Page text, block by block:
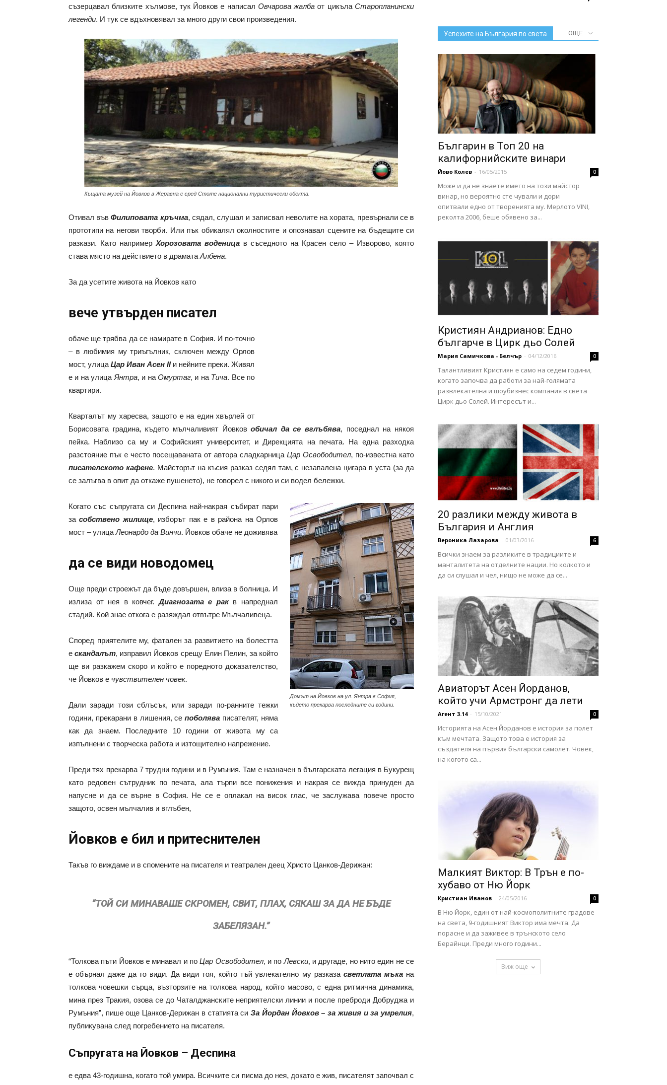
съзерцавал близките хълмове, тук Йовков е написал Овчарова жалбаот цикълаСтаропланински
легенди. И тук се вдъхновявал за много други свои произведения.
Къщата музей на Йовков в Жеравна е сред Стоте национални туристически обекта.
Отивал въвФилиповата кръчма, сядал, слушал и записвал неволите на хората, превърнали се в
прототипи на негови творби. Или пък обикалял околностите и опознавал сцените на бъдещите си
разкази. Като например Хорозовата воденица в съседното на Красен село – Изворово, която
става място на действието в драмата Албена.
За да усетите живота на Йовков като
вече утвърден писател
обаче ще трябва да се намирате в София. И по-точно
– в любимия му триъгълник, сключен между Орлов
мост, улица Цар Иван Асен IIи нейните преки. Живял
е и на улица Янтра, и на Омуртаг, и на Тича. Все по
квартири.
Кварталът му харесва, защото е на един хвърлей от
Борисовата градина, където мълчаливият Йовковобичал да се вглъбява, поседнал на някоя
пейка. Наблизо са му и Софийският университет, и Дирекцията на печата. На една разходка
разстояние пък е често посещаваната от автора сладкарница Цар Освободител, по-известна като
писателското кафене. Майсторът на късия разказ седял там, с незапалена цигара в уста (за да
се залъгва в опит да откаже пушенето), не говорел с никого и си водел бележки.
Домът на Йовков на ул. Янтра в София,
където прекарва последните си години.
Когато със съпругата си Деспина най-накрая събират пари
засобствено жилище, изборът пак е в района на Орлов
мост – улица Леонардо да Винчи. Йовков обаче не доживява
да се види новодомец
Още преди строежът да бъде довършен, влиза в болница. И
излиза от нея в ковчег.Диагнозата е рак в напреднал
стадий. Кой знае откога е разяждал отвътре Мълчаливеца.
Според приятелите му, фатален за развитието на болестта
ескандалът, изправил Йовков срещу Елин Пелин, за който
ще ви разкажем скоро и който е поредното доказателство,
че Йовков е чувствителен човек.
Дали заради този сблъсък, или заради по-ранните тежки
години, прекарани в лишения, сепоболява писателят, няма
как да знаем. Последните 10 години от живота му са
изпълнени с творческа работа и изтощително напрежение.
Преди тях прекарва 7 трудни години и в Румъния. Там е назначен в българската легация в Букурещ
като редовен сътрудник по печата, ала търпи все понижения и накрая се вижда принуден да
напусне и да се върне в София. Не се е оплакал на висок глас, че заслужава повече просто
защото, освен мълчалив и вглъбен,
Йовков е бил и притеснителен
Такъв го виждаме и в спомените на писателя и театрален деец Христо Цанков-Дерижан:
“ТОЙ СИ МИНАВАШЕ СКРОМЕН, СВИТ, ПЛАХ, СЯКАШ ЗА ДА НЕ БЪДЕ
ЗАБЕЛЯЗАН.”
“Толкова пъти Йовков е минавал и поЦар Освободител, и по Левски, и другаде, нo нито един не се
е обърнал даже да го види. Да види тоя, който тъй увлекателно му разказа светлата мъкана
толкова човешки сърца, възторзите на толкова народ, който масово, с една ритмична динамика,
мина през Тракия, озова се до Чаталджанските неприятелски линии и после преброди Добруджа и
Румъния”, пише още Цанков-Дерижан в статията сиЗа Йордан Йовков – за живия и за умрелия,
публикувана след погребението на писателя.
Съпругата на Йовков – Деспина
е едва 43-годишна, когато той умира. Всичките си писма до нея, докато е жив, писателят започвал с
Успехите на България по света ОЩЕ
Българин в Топ 20 на
калифорнийските винари
Йово Колев - 16/05/2015 0
Може и да не знаете името на този майстор
винар, но вероятно сте чували и дори
опитвали едно от творенията му. Мерлото VINI,
реколта 2006, беше обявено за...
Кристиян Андрианов: Едно
българче в Цирк дьо Солей
Мария Самичкова - Белчър - 04/12/2016 0
Талантливият Кристиян е само на седем години,
когато започва да работи за най-голямата
развлекателна и шоубизнес компания в света
Цирк дьо Солей. Интересът и...
20 разлики между живота в
България и Англия
Вероника Лазарова - 01/03/2016 6
Всички знаем за разликите в традициите и
манталитета на отделните нации. Но колкото и
да си слушал и чел, нищо не може да се...
Авиаторът Асен Йорданов,
който учи Армстронг да лети
Агент 3.14 - 15/10/2021 0
Историята на Асен Йорданов е история за полет
към мечтата. Защото това е история за
създателя на първия български самолет. Човек,
на когото са...
Малкият Виктор: В Трън е по-
хубаво от Ню Йорк
Кристиан Иванов - 24/05/2016 0
В Ню Йорк, един от най-космополитните градове
на света, 9-годишният Виктор има мечта. Да
порасне и да заживее в трънското село
Берайнци. Преди много години...
Виж още